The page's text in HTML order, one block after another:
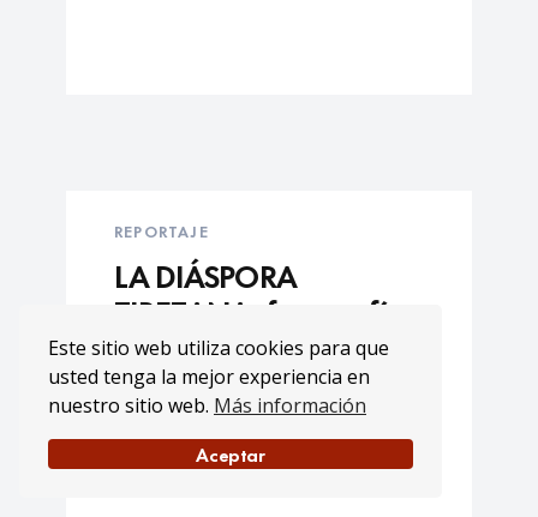
Este sitio web utiliza cookies para que
usted tenga la mejor experiencia en
nuestro sitio web. Más información
Aceptar
REPORTAJE
LA DIÁSPORA
TIBETANA- fotografía